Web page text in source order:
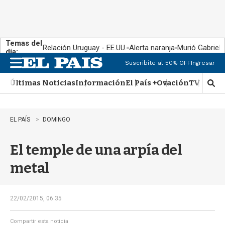
Temas del
día:
Relación Uruguay - EE.UU. Alerta naranja Murió Gabriel
n
u
Suscribite al 50% OFFIngresar
Últimas NoticiasInformaciónEl País +OvaciónTV Show
M
o
e
EL PAÍS DOMINGO
El temple de una arpía del
metal
22/02/2015, 06:35
Compartir esta noticia